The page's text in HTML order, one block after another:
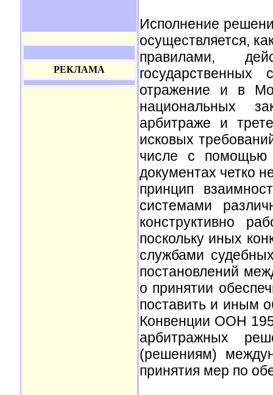
РЕКЛАМА
Исполнение
осуществляется,
правилами,
отражение и в
национальных
арбитраже и
исковых
числе с помощью
документах четко
принцип
системами
конструктивно
поскольку иных
службами
постановлений
о принятии
поставить и иным
Конвенции ООН
арбитражных
(решениям)
принятия мер по